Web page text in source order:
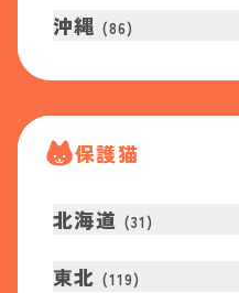
沖縄 (86)
保護猫
北海道 (31 )
東北 (119)